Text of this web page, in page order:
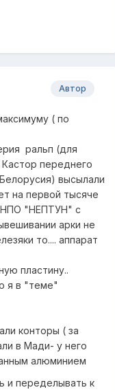
Автор
( по
ральп (для
переднего
высылали
на первой тысяче
"НЕПТУН" с
арки не
то.... аппарат
пластину..
я в "теме"
конторы ( за
в Мади- у него
алюминием
и переделывать к